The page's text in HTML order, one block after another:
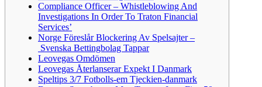
Compliance Officer – Whistleblowing And
Investigations In Order To Traton Financial
Services’
Norge Föreslår Blockering Av Spelsajter –
Svenska Bettingbolag Tappar
Leovegas Omdömen
Leovegas Återlanserar Expekt I Danmark
Speltips 3/7 Fotbolls-em Tjeckien-danmark